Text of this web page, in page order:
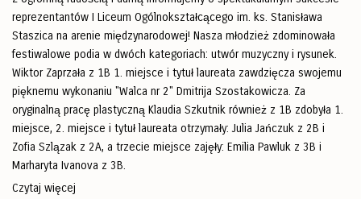
reprezentantów I Liceum Ogólnokształcącego im. ks. Stanisława
Staszica na arenie międzynarodowej! Nasza młodzież zdominowała
festiwalowe podia w dwóch kategoriach: utwór muzyczny i rysunek.
Wiktor Zaprzała z 1B 1. miejsce i tytuł laureata zawdzięcza swojemu
pięknemu wykonaniu "Walca nr 2" Dmitrija Szostakowicza. Za
oryginalną pracę plastyczną Klaudia Szkutnik również z 1B zdobyła 1.
miejsce, 2. miejsce i tytuł laureata otrzymały: Julia Jańczuk z 2B i
Zofia Szlązak z 2A, a trzecie miejsce zajęły: Emilia Pawluk z 3B i
Marharyta Ivanova z 3B.
Czytaj więcej